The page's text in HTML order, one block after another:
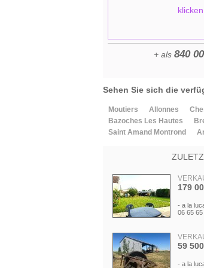
+ als 840
Sehen Sie sich die
Moutiers Allonnes
Bazoches Les Hautes
Saint Amand Montrond
249
- a la
19 31
196
09 23
179
- a la
06 65
59
- a la